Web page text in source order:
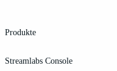
Produkte
Streamlabs Console